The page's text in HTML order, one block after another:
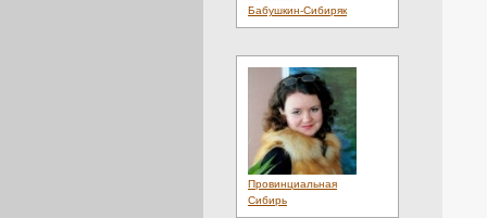
Литература(1)
Люди(20)
Магазины(2)
Материалы (1)
Мебель(3)
Медиа(2)
Металл(6)
Мнения(4)
Мобильный(1)
Мода(12)
Наука
Бабушкин-Сибиряк
Провинциальная
Сибирь